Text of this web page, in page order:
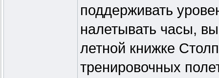
поддерживать
налетывать часы,
летной книжке
тренировочных